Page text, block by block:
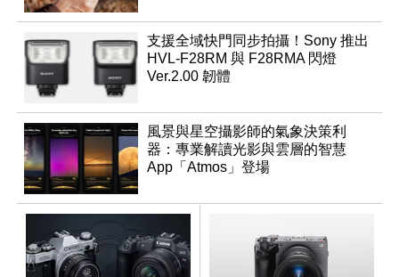
支援全域快門同步拍攝！Sony 推出
HVL-F28RM 與 F28RMA 閃燈
Ver.2.00 韌體
風景與星空攝影師的氣象決策利
器：專業解讀光影與雲層的智慧
App「Atmos」登場